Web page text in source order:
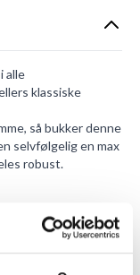
alle
klassiske
så bukker denne
selvfølgelig en max
robust.